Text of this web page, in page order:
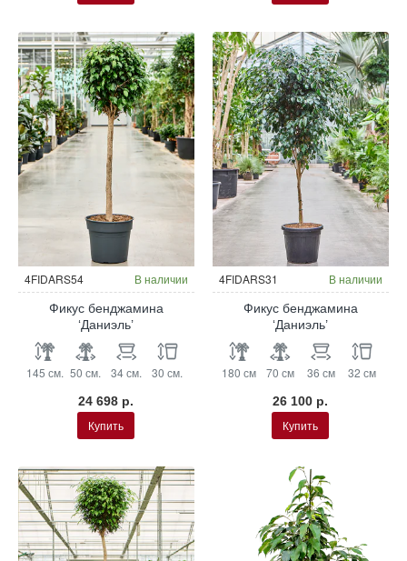
4FIDARS54 В наличии
Фикус бенджамина
‘Даниэль’
145 см. 50 см. 34 см. 30 см.
24 698 р.
Купить
4FIDARS31 В наличии
Фикус бенджамина
‘Даниэль’
180 см 70 см 36 см 32 см
26 100 р.
Купить